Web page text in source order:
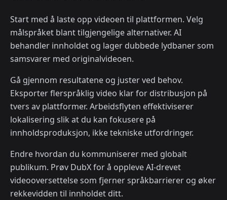
Start med å laste opp videoen til plattformen. Velg
målspråket blant tilgjengelige alternativer. AI
behandler innholdet og lager dubbede lydbaner som
samsvarer med originalvideoen.
Gå gjennom resultatene og juster ved behov.
Eksporter flerspråklig video klar for distribusjon på
tvers av plattformer. Arbeidsflyten effektiviserer
lokalisering slik at du kan fokusere på
innholdsproduksjon, ikke tekniske utfordringer.
Endre hvordan du kommuniserer med globalt
publikum. Prøv DubX for å oppleve AI-drevet
videooversettelse som fjerner språkbarrierer og øker
rekkevidden til innholdet ditt.